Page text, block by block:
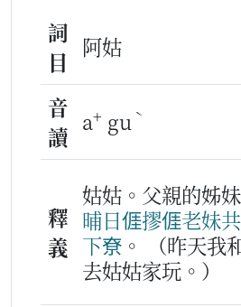
詞
目
阿姑
音
讀
a+ gu ˋ
釋
義
姑姑。父親的姊妹
晡日𠊎摎𠊎老妹
下尞 。
（昨天我
去姑姑家玩。）